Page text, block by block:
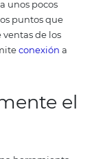
reducir el
que
algunas
persona.
el tiempo